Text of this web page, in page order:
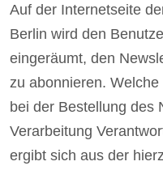
Auf der Internetseite
Berlin wird den
eingeräumt, den
zu abonnieren.
bei der Bestellung des
Verarbeitung
ergibt sich aus der